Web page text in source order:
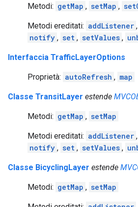
Metodi: getMap , setMap ,
Metodi ereditati: addListener ,
notify , set , setValues ,
Interfaccia TrafficLayerOptions
Proprietà: autoRefresh , map
Classe TransitLayer estende
Metodi: getMap , setMap
Metodi ereditati: addListener ,
notify , set , setValues ,
Classe BicyclingLayer estende
Metodi: getMap , setMap